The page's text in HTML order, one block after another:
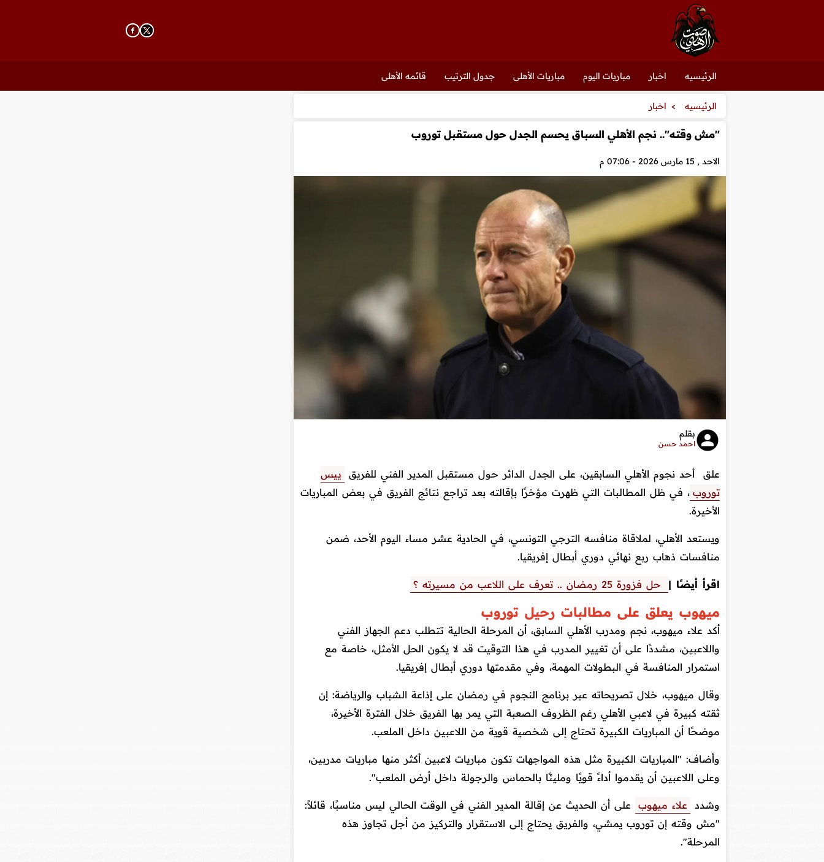
الرئيسيه اخبار مباريات اليوم مباريات الأهلى جدول الترتيب قائمه الأهلى
الرئيسيه اخبار
"مش وقته".. نجم الأهلي السباق يحسم الجدل حول مستقبل توروب
الاحد , 15 مارس 2026 - 07:06 م
بقلم
احمد حسن
علق أحد نجوم الأهلي السابقين، على الجدل الدائر حول مستقبل المدير الفني للفريق
ييس
توروب ، في ظل المطالبات التي ظهرت مؤخرًا بإقالته بعد تراجع نتائج الفريق في بعض المباريات
الأخيرة.
ويستعد الأهلي، لملاقاة منافسه الترجي التونسي، في الحادية عشر مساء اليوم الأحد، ضمن
منافسات ذهاب ربع نهائي دوري أبطال إفريقيا.
اقرأ أيضًا | حل فزورة 25 رمضان .. تعرف على اللاعب من مسيرته ؟
ميهوب يعلق على مطالبات رحيل توروب
أكد علاء ميهوب، نجم ومدرب الأهلي السابق، أن المرحلة الحالية تتطلب دعم الجهاز الفني
واللاعبين، مشددًا على أن تغيير المدرب في هذا التوقيت قد لا يكون الحل الأمثل، خاصة مع
استمرار المنافسة في البطولات المهمة، وفي مقدمتها دوري أبطال إفريقيا.
وقال ميهوب، خلال تصريحاته عبر برنامج النجوم في رمضان على إذاعة الشباب والرياضة: إن
ثقته كبيرة في لاعبي الأهلي رغم الظروف الصعبة التي يمر بها الفريق خلال الفترة الأخيرة،
موضحًا أن المباريات الكبيرة تحتاج إلى شخصية قوية من اللاعبين داخل الملعب.
وأضاف: "المباريات الكبيرة مثل هذه المواجهات تكون مباريات لاعبين أكثر منها مباريات مدربين،
وعلى اللاعبين أن يقدموا أداءً قويًا ومليئًا بالحماس والرجولة داخل أرض الملعب".
وشدد علاء ميهوب
على أن الحديث عن إقالة المدير الفني في الوقت الحالي ليس مناسبًا، قائلاً:
"مش وقته إن توروب يمشي، والفريق يحتاج إلى الاستقرار والتركيز من أجل تجاوز هذه
المرحلة".